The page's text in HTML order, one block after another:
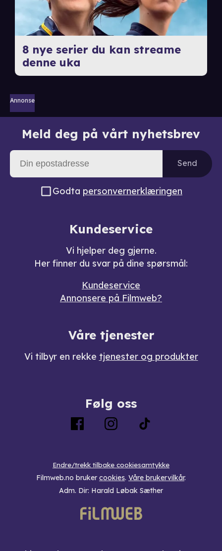
8 nye serier du kan streame
denne uka
Annonse
Meld deg på vårt nyhetsbrev
Send
Godta personvernerklæringen
Kundeservice
Vi hjelper deg gjerne.
Her finner du svar på dine spørsmål:
Kundeservice
Annonsere på Filmweb?
Våre tjenester
Vi tilbyr en rekke tjenester og produkter
Følg oss
Endre/trekk tilbake cookiesamtykke
Filmweb.no bruker cookies. Våre brukervilkår.
Adm. Dir: Harald Løbak Sæther